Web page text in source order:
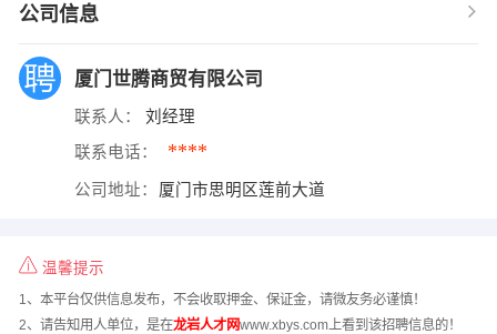
公司信息
厦门世腾商贸有限公司
联系人： 刘经理
联系电话： ****
公司地址： 厦门市思明区莲前大道
温馨提示
1、本平台仅供信息发布，不会收取押金、保证金，请微友务必谨慎！
2、请告知用人单位，是在龙岩人才网www.xbys.com上看到该招聘信息的！